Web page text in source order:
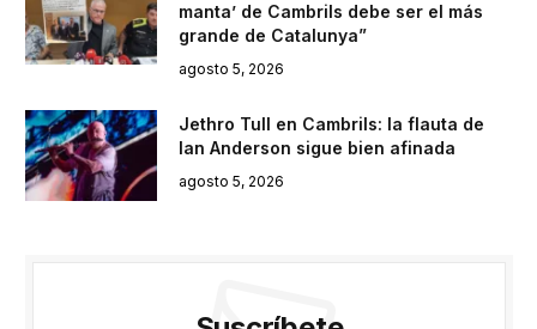
manta’ de Cambrils debe ser el más
grande de Catalunya”
agosto 5, 2026
Jethro Tull en Cambrils: la flauta de
Ian Anderson sigue bien afinada
agosto 5, 2026